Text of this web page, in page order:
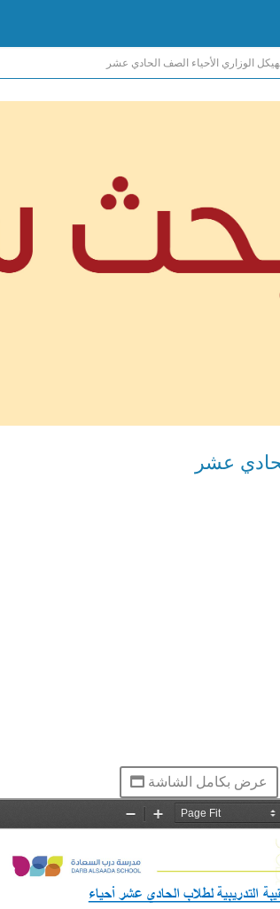
الوزاري الأحياء الصف الحادي عشر
عشر
عرض بكامل الشاشة